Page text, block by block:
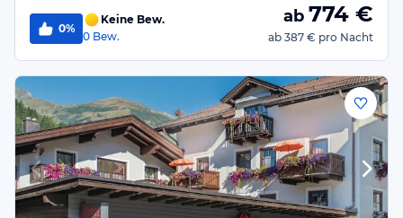
0%
Keine Bew.
0 Bew.
ab 774 €
ab 387 € pro Nacht